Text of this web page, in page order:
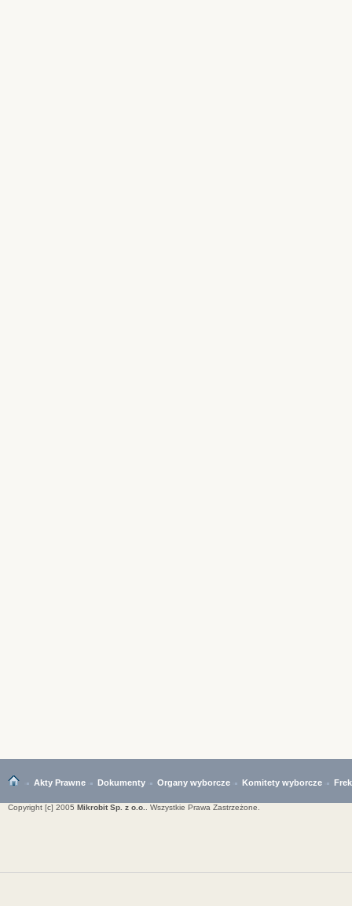
Akty Prawne Dokumenty Organy wyborcze Komitety wyborcze
Copyright [c] 2005 Mikrobit Sp. z o.o. . Wszystkie Prawa Zastrzeżone.